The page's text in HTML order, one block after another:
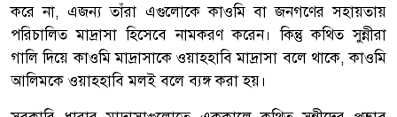
করে না, এজন্য তাঁরা এগুলোকে কাওমি বা জনগণের সহায়তায়
পরিচালিত মাদ্রাসা হিসেবে নামকরণ করেন। কিন্তু কথিত সুন্নীরা
গালি দিয়ে কাওমি মাদ্রাসাকে ওয়াহহাবি মাদ্রাসা বলে থাকে, কাওমি
আলিমকে ওয়াহহাবি মলই বলে ব্যঙ্গ করা হয়।